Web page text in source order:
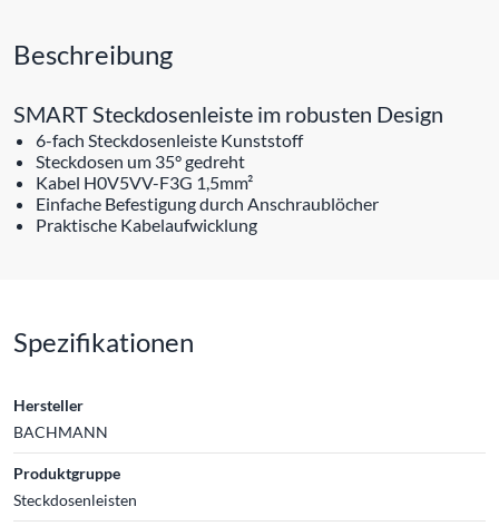
Beschreibung
SMART Steckdosenleiste im robusten Design
6-fach Steckdosenleiste Kunststoff
Steckdosen um 35° gedreht
Kabel H0V5VV-F3G 1,5mm²
Einfache Befestigung durch Anschraublöcher
Praktische Kabelaufwicklung
Spezifikationen
Hersteller
BACHMANN
Produktgruppe
Steckdosenleisten